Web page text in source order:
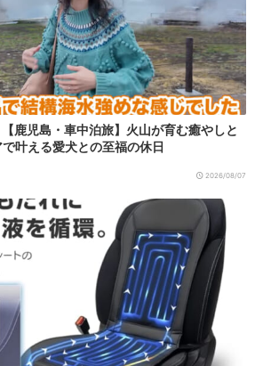
鹿児島・車中泊旅】火山が育む癒やしと
叶える愛犬との至福の休日
2026/08/07